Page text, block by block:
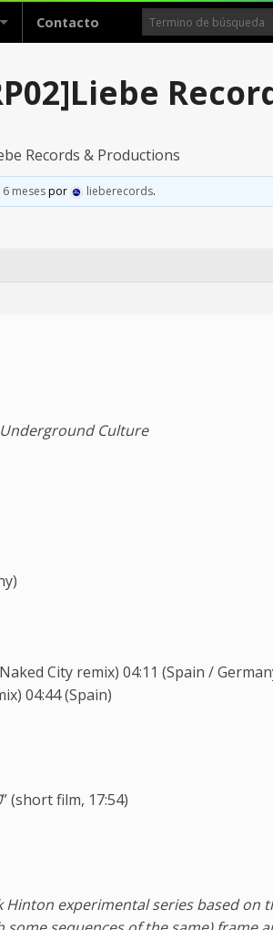
Contacto
Records & Productions
6 mesespor lieberecords.
Culture
City remix) 04:11 (Spain /
04:44 (Spain)
” (short film, 17:54)
experimental series based on